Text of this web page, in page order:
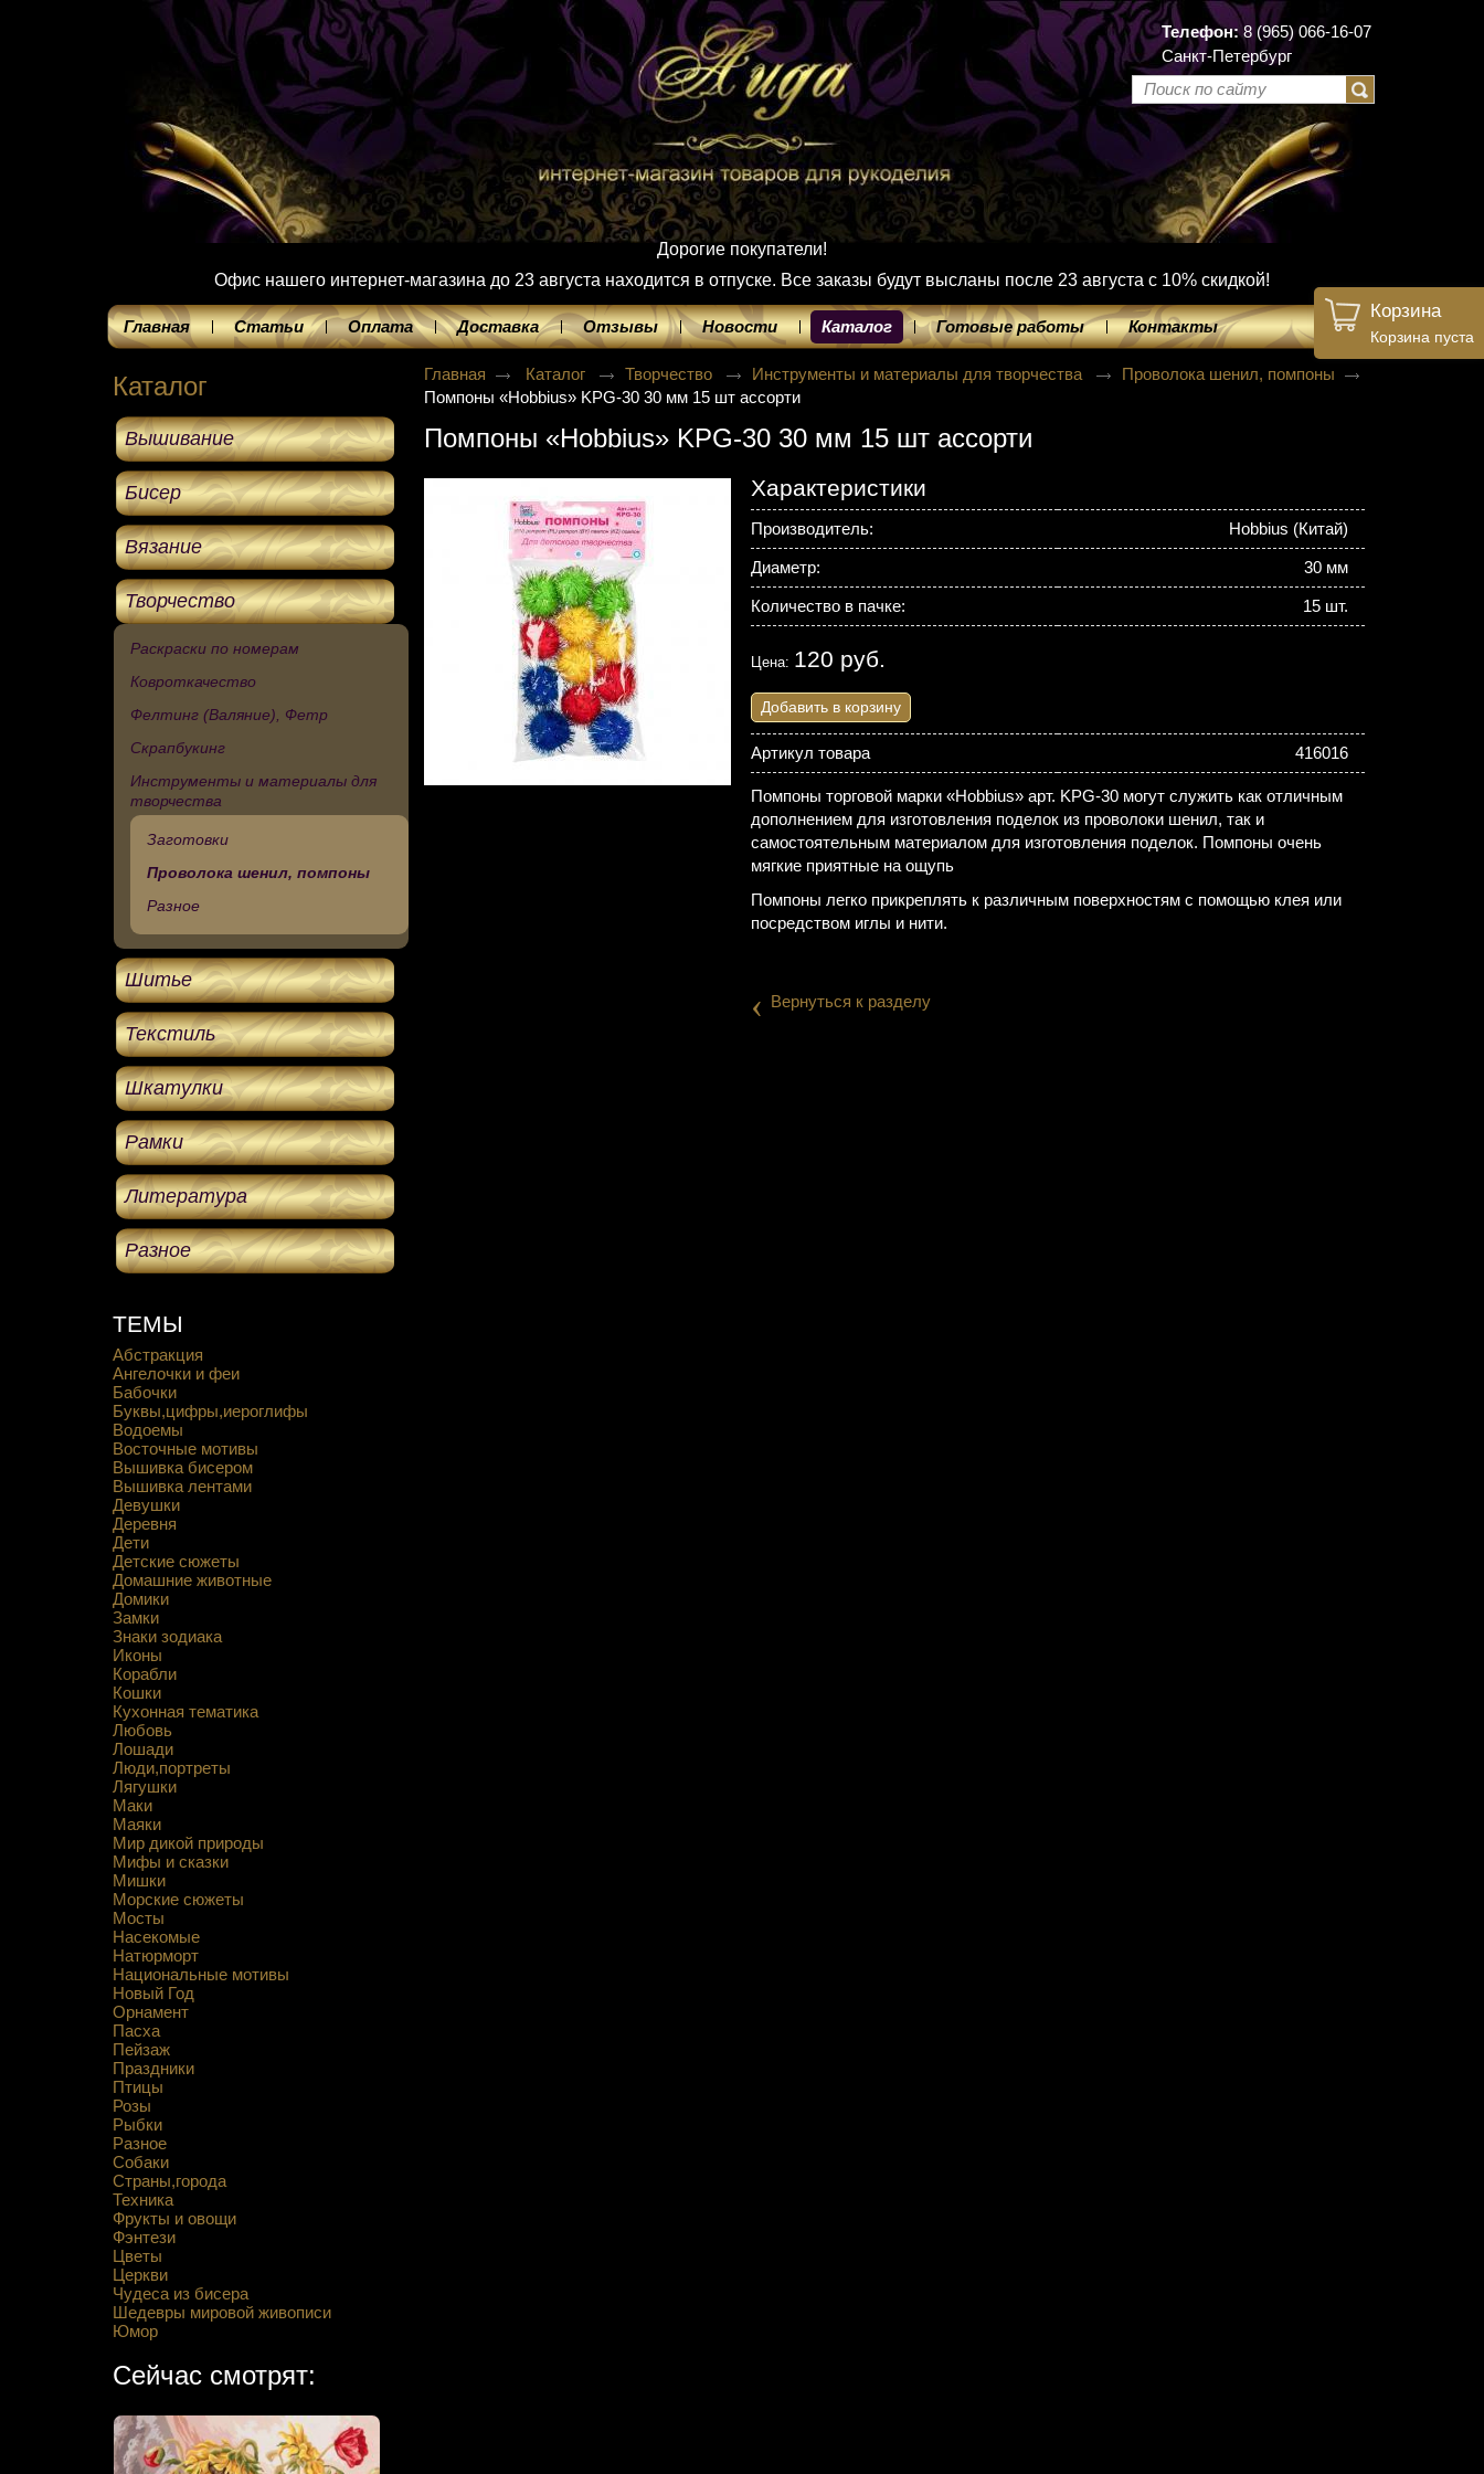
Телефон:8 (965) 066-16-07
Санкт-Петербург
Дорогие покупатели!
Офис нашего интернет-магазина до 23 августа находится в отпуске. Все заказы будут высланы после 23 августа с 10% скидкой!
Главная Статьи Оплата Доставка Отзывы Новости Каталог Готовые работы Контакты
Каталог
Вышивание
Бисер
Вязание
Творчество
Раскраски по номерам
Ковроткачество
Фелтинг (Валяние), Фетр
Скрапбукинг
Инструменты и материалы для
творчества
Заготовки
Проволока шенил, помпоны
Разное
Шитье
Текстиль
Шкатулки
Рамки
Литература
Разное
Корзина
Корзина пуста
ТЕМЫ
Абстракция
Ангелочки и феи
Бабочки
Буквы,цифры,иероглифы
Водоемы
Восточные мотивы
Вышивка бисером
Вышивка лентами
Девушки
Деревня
Дети
Детские сюжеты
Домашние животные
Домики
Замки
Знаки зодиака
Иконы
Корабли
Кошки
Кухонная тематика
Любовь
Лошади
Люди,портреты
Лягушки
Маки
Маяки
Мир дикой природы
Мифы и сказки
Мишки
Морские сюжеты
Мосты
Насекомые
Натюрморт
Национальные мотивы
Новый Год
Орнамент
Пасха
Пейзаж
Праздники
Птицы
Розы
Рыбки
Разное
Собаки
Страны,города
Техника
Фрукты и овощи
Фэнтези
Цветы
Церкви
Чудеса из бисера
Шедевры мировой живописи
Юмор
Сейчас смотрят:
Главная Каталог Творчество Инструменты и материалы для творчества
Проволока шенил, помпоны
Помпоны «Hobbius» KPG-30 30 мм 15 шт ассорти
Помпоны «Hobbius» KPG-30 30 мм 15 шт ассорти
Характеристики
Производитель: Hobbius (Китай)
Диаметр: 30 мм
Количество в пачке: 15 шт.
Цена: 120 руб.
Добавить в корзину
Артикул товара 416016
Помпоны торговой марки «Hobbius» арт. KPG-30 могут служить как отличным
дополнением для изготовления поделок из проволоки шенил, так и
самостоятельным материалом для изготовления поделок. Помпоны очень
мягкие приятные на ощупь
Помпоны легко прикреплять к различным поверхностям с помощью клея или
посредством иглы и нити.
‹ Вернуться к разделу